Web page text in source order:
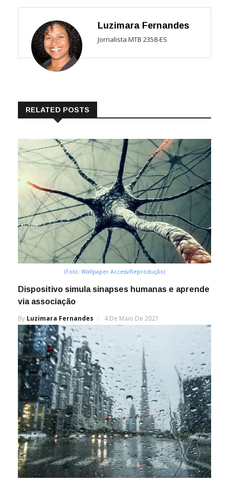
Luzimara Fernandes
Jornalista MTB 2358-ES
RELATED POSTS
(Foto: Wallpaper Access/Reprodução)
Dispositivo simula sinapses humanas e aprende
via associação
By Luzimara Fernandes 4 De Maio De 2021